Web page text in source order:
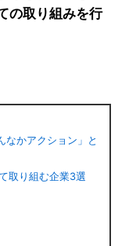
の取り組みを行
なかアクション」と
取り組む企業3選